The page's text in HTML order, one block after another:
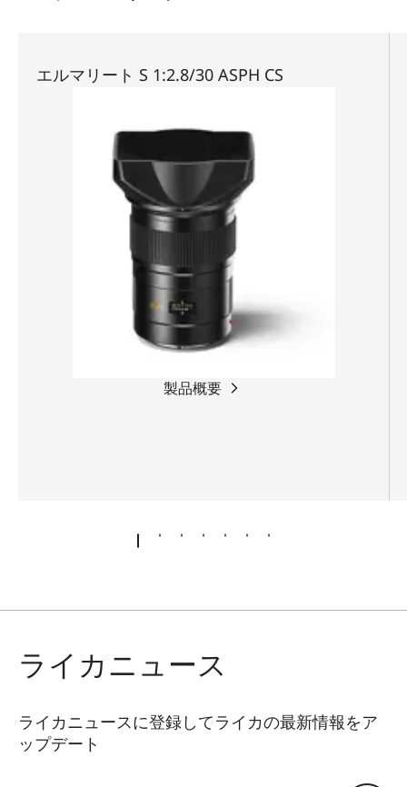
エルマリート S 1:2.8/30 ASPH CS
製品概要
ライカニュース
ライカニュースに登録してライカの最新情報をア
ップデート